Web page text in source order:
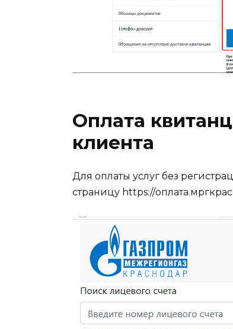
Оплата
клиента
Для оплаты услуг без
страницу https://